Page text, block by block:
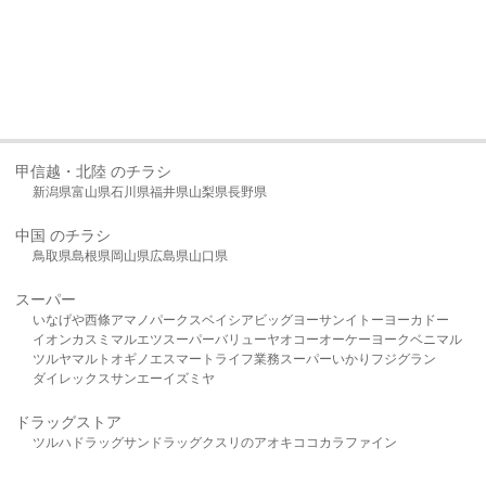
甲信越・北陸 のチラシ
新潟県富山県石川県福井県山梨県長野県
中国 のチラシ
鳥取県島根県岡山県広島県山口県
スーパー
いなげや西條アマノパークスベイシア ビッグヨーサンイトーヨーカドー
イオンカスミ マルエツスーパーバリューヤオコーオーケー ヨークベニマル
ツルヤマルト オギノ エスマート ライフ業務スーパーいかり フジグラン
ダイレックスサンエーイズミヤ
ドラッグストア
ツルハドラッグサンドラッグクスリのアオキ ココカラファイン